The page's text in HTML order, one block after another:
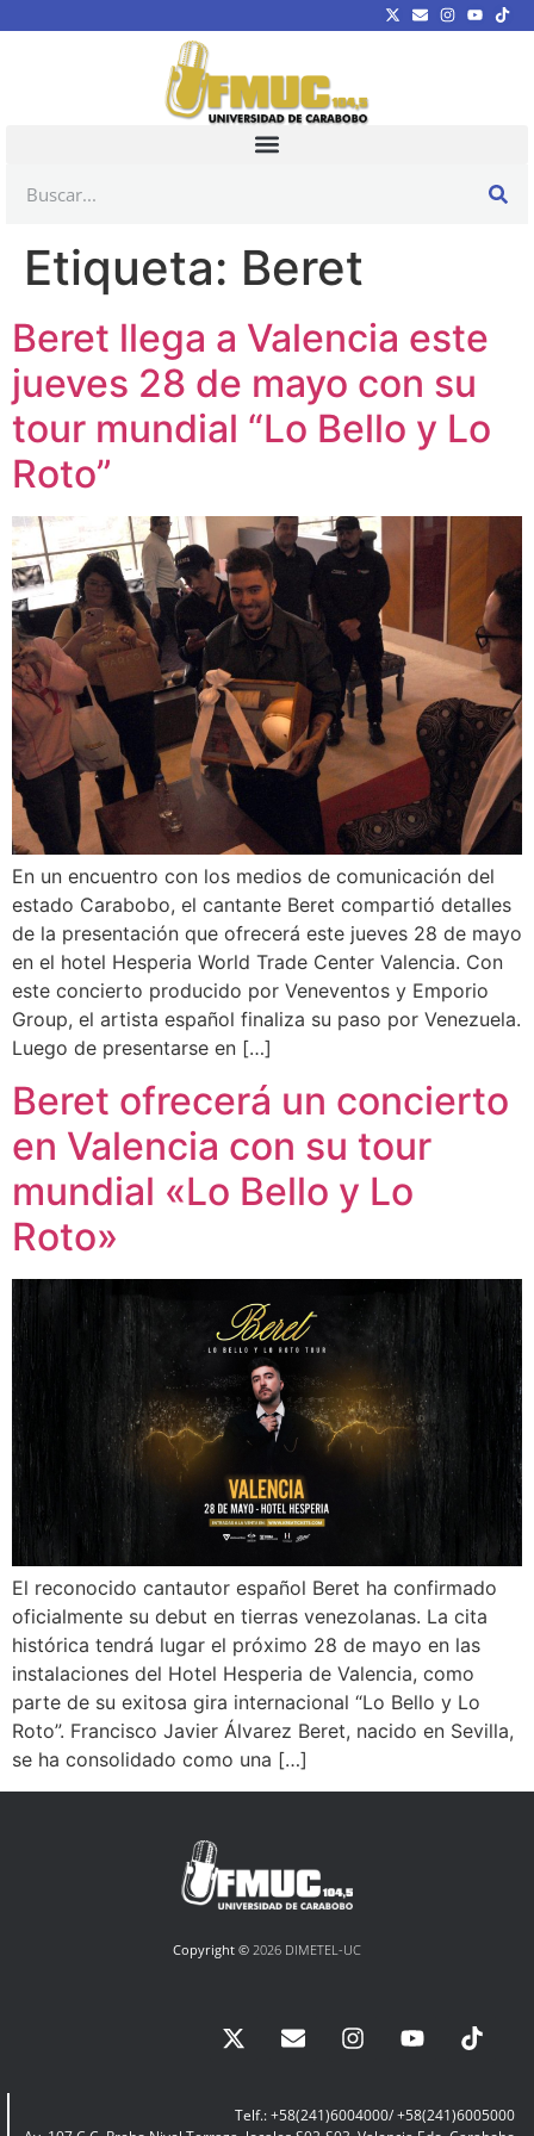
Etiqueta: Beret
Beret llega a Valencia este
jueves 28 de mayo con su
tour mundial “Lo Bello y Lo
Roto”
En un encuentro con los medios de comunicación del
estado Carabobo, el cantante Beret compartió detalles
de la presentación que ofrecerá este jueves 28 de mayo
en el hotel Hesperia World Trade Center Valencia. Con
este concierto producido por Veneventos y Emporio
Group, el artista español finaliza su paso por Venezuela.
Luego de presentarse en […]
Beret ofrecerá un concierto
en Valencia con su tour
mundial «Lo Bello y Lo
Roto»
El reconocido cantautor español Beret ha confirmado
oficialmente su debut en tierras venezolanas. La cita
histórica tendrá lugar el próximo 28 de mayo en las
instalaciones del Hotel Hesperia de Valencia, como
parte de su exitosa gira internacional “Lo Bello y Lo
Roto”. Francisco Javier Álvarez Beret, nacido en Sevilla,
se ha consolidado como una […]
Copyright © 2026 DIMETEL-UC
Telf.: +58(241)6004000/ +58(241)6005000